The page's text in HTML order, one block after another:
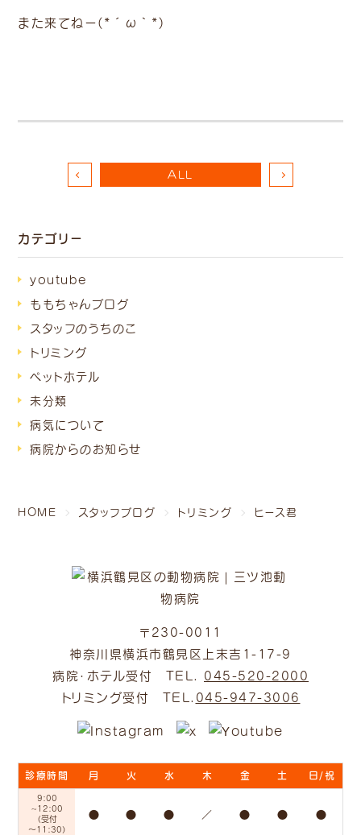
カテゴリー
youtube
ももちゃんブログ
スタッフのうちのこ
トリミング
ペットホテル
未分類
病気について
病院からのお知らせ
また来てねー(*´ω｀*)
ALL
HOME スタッフブログ トリミング ヒース君
〒230-0011
神奈川県横浜市鶴見区上末吉1-17-9
病院・ホテル受付 TEL. 045-520-2000
トリミング受付 TEL. 045-947-3006
診療時間 月 火 水 木 金 土 日/祝
9:00
~12:00
（受付
～11:30）
● ● ● ／ ● ● ●